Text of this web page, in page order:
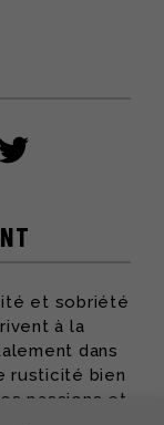
et sobriété
à la
dans
rusticité bien
passions et